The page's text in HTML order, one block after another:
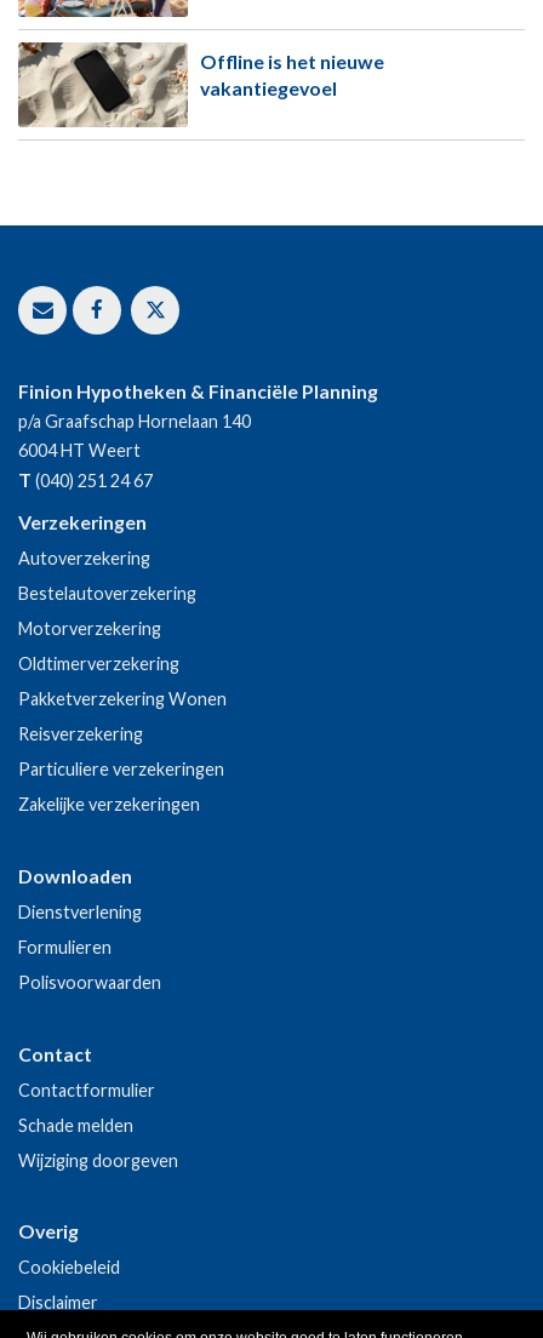
Offline is het nieuwe
vakantiegevoel
Finion Hypotheken & Financiële Planning
p/a Graafschap Hornelaan 140
6004 HT Weert
T (040) 251 24 67
Verzekeringen
Autoverzekering
Bestelautoverzekering
Motorverzekering
Oldtimerverzekering
Pakketverzekering Wonen
Reisverzekering
Particuliere verzekeringen
Zakelijke verzekeringen
Downloaden
Dienstverlening
Formulieren
Polisvoorwaarden
Contact
Contactformulier
Schade melden
Wijziging doorgeven
Overig
Cookiebeleid
Disclaimer